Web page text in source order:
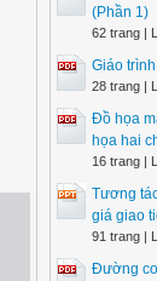
(Phần 1)
62 trang |
Giáo
28 trang |
Đồ họa
họa hai
16 trang |
Tương
giá giao
91 trang |
Đường